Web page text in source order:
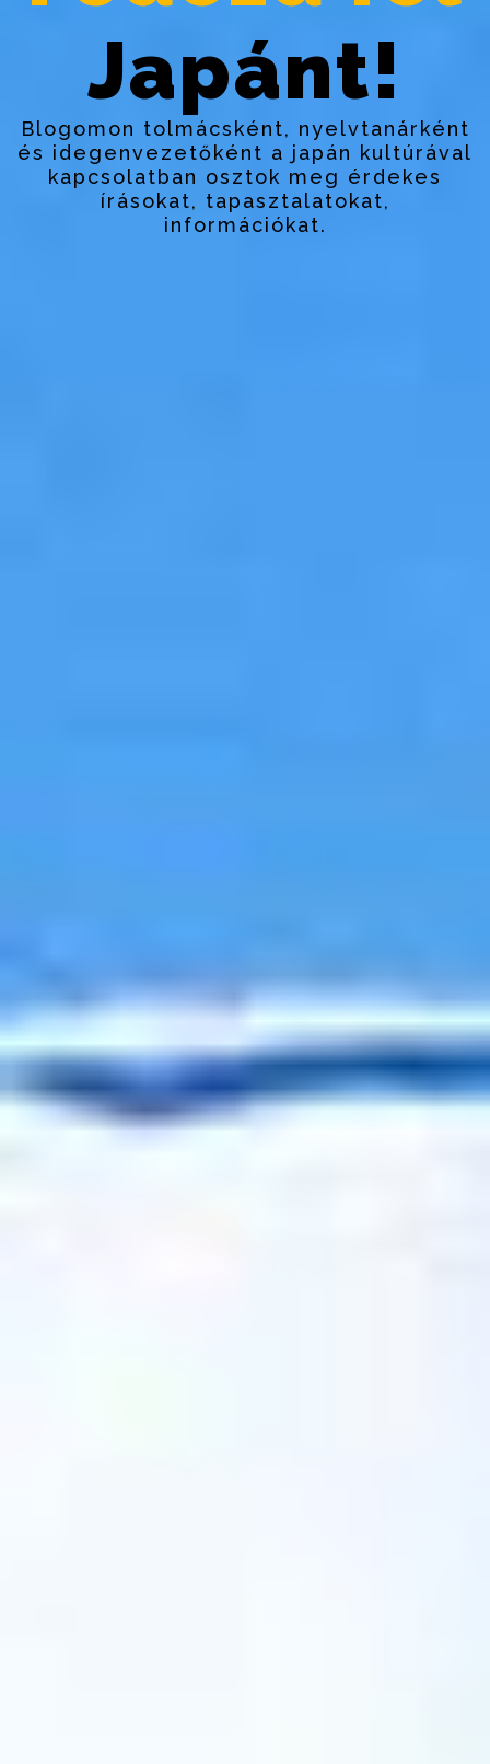
Japánt!
Blogomon tolmácsként, nyelvtanárként
és idegenvezetőként a japán kultúrával
kapcsolatban osztok meg érdekes
írásokat, tapasztalatokat,
információkat.